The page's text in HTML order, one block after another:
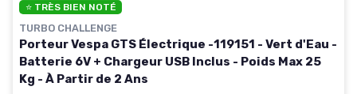
⭐ TRÈS BIEN NOTÉ
TURBO CHALLENGE
Porteur Vespa GTS Électrique -119151 - Vert d'Eau -
Batterie 6V + Chargeur USB Inclus - Poids Max 25
Kg - À Partir de 2 Ans